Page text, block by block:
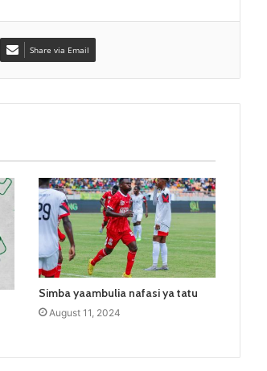
Share via Email
Simba yaambulia nafasi ya tatu
August 11, 2024